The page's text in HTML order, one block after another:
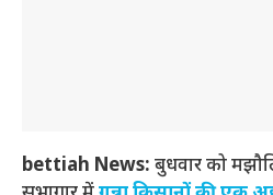
bettiah News: बुधवार को